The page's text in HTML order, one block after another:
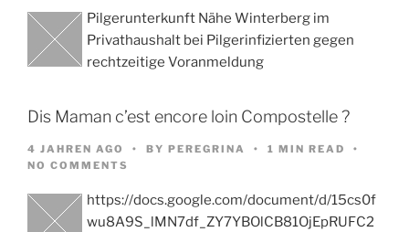
Pilgerunterkunft Nähe Winterberg im
Privathaushalt bei Pilgerinfizierten gegen
rechtzeitige Voranmeldung
Dis Maman c’est encore loin Compostelle ?
4 JAHREN AGO BY PEREGRINA
1 MIN READ
NO COMMENTS
https://docs.google.com/document/d/15cs0f
wu8A9S_lMN7df_ZY7YBOlCB81OjEpRUFC2